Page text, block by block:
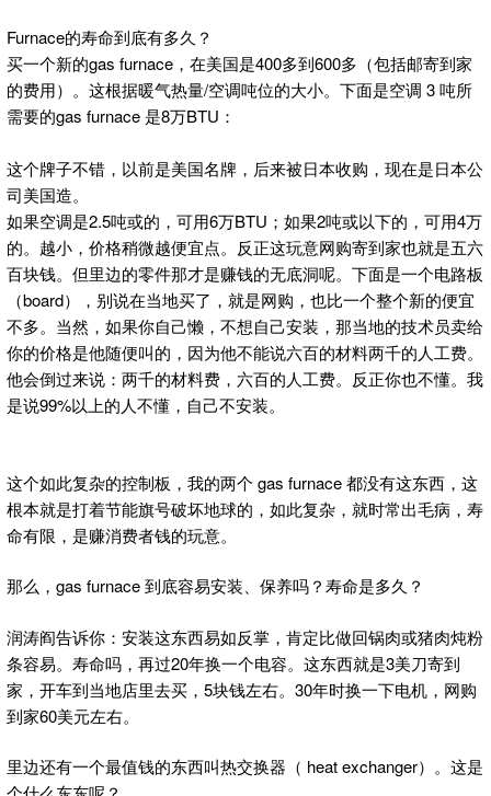
Furnace的寿命到底有多久？
买一个新的gas furnace，在美国是400多到600多（包括邮寄到家
的费用）。这根据暖气热量/空调吨位的大小。下面是空调 3 吨所
需要的gas furnace 是8万BTU：
这个牌子不错，以前是美国名牌，后来被日本收购，现在是日本公
司美国造。
如果空调是2.5吨或的，可用6万BTU；如果2吨或以下的，可用4万
的。越小，价格稍微越便宜点。反正这玩意网购寄到家也就是五六
百块钱。但里边的零件那才是赚钱的无底洞呢。下面是一个电路板
（board），别说在当地买了，就是网购，也比一个整个新的便宜
不多。当然，如果你自己懒，不想自己安装，那当地的技术员卖给
你的价格是他随便叫的，因为他不能说六百的材料两千的人工费。
他会倒过来说：两千的材料费，六百的人工费。反正你也不懂。我
是说99%以上的人不懂，自己不安装。
这个如此复杂的控制板，我的两个 gas furnace 都没有这东西，这
根本就是打着节能旗号破坏地球的，如此复杂，就时常出毛病，寿
命有限，是赚消费者钱的玩意。
那么，gas furnace 到底容易安装、保养吗？寿命是多久？
润涛阎告诉你：安装这东西易如反掌，肯定比做回锅肉或猪肉炖粉
条容易。寿命吗，再过20年换一个电容。这东西就是3美刀寄到
家，开车到当地店里去买，5块钱左右。30年时换一下电机，网购
到家60美元左右。
里边还有一个最值钱的东西叫热交换器（ heat exchanger）。这是